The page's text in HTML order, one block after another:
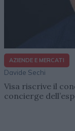
AZIENDE E MERCATI
Davide Sechi
Visa riscrive il
concierge